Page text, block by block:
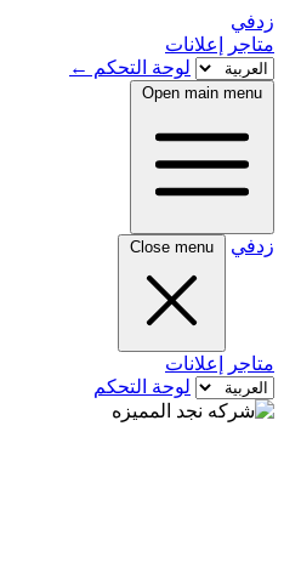
زدفي
متاجر
إعلانات
لوحة التحكم ←
Open main menu
زدفي Close menu
متاجر
إعلانات
لوحة التحكم